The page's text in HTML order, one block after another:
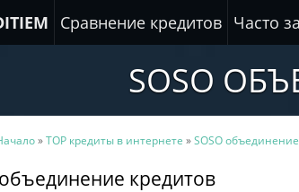
Сравнение кредитов Часто
SOSO
»TOP кредиты в интернете »SOSO
кредитов